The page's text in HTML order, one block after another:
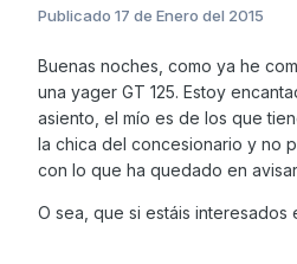
Publicado 17 de Enero del 2015
Buenas noches, como ya he
una yager GT 125. Estoy
asiento, el mío es de los que
la chica del concesionario y no
con lo que ha quedado en
O sea, que si estáis